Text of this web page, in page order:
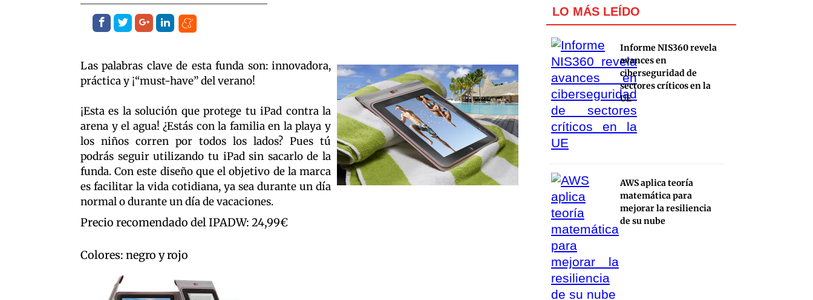
Las palabras clave de esta funda son: innovadora,
práctica y ¡“must-have” del verano!
¡Esta es la solución que protege tu iPad contra la
arena y el agua! ¿Estás con la familia en la playa y
los niños corren por todos los lados? Pues tú
podrás seguir utilizando tu iPad sin sacarlo de la
funda. Con este diseño que el objetivo de la marca
es facilitar la vida cotidiana, ya sea durante un día
normal o durante un día de vacaciones.
Precio recomendado del IPADW: 24,99€
Colores: negro y rojo
LO MÁS LEÍDO
Informe NIS360 revela
avances en
ciberseguridad de
sectores críticos en la
UE
AWS aplica teoría
matemática para
mejorar la resiliencia
de su nube